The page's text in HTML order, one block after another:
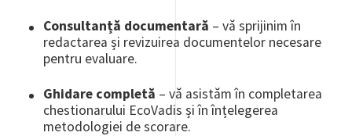
Consultanță documentară – vă sprijinim în
redactarea și revizuirea documentelor necesare
pentru evaluare.
Ghidare completă – vă asistăm în completarea
chestionarului EcoVadis și în înțelegerea
metodologiei de scorare.